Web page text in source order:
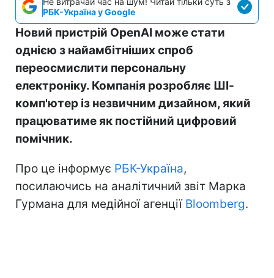
РБК-Україна у Google
Новий пристрій OpenAI може стати
однією з найамбітніших спроб
переосмислити персональну
електроніку. Компанія розробляє ШІ-
комп'ютер із незвичним дизайном, який
працюватиме як постійний цифровий
помічник.
Про це інформує РБК-Україна,
посилаючись на аналітичний звіт Марка
Гурмана для медійної агенції Bloomberg.